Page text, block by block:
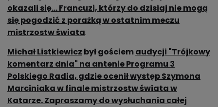
okazali się... Francuzi, którzy do dzisiaj nie mogą
się pogodzić z porażką w ostatnim meczu
mistrzostw świata.
Michał Listkiewicz był gościemaudycji "Trójkowy
komentarz dnia" na antenie Programu 3
Polskiego Radia, gdzie ocenił występ Szymona
Marciniaka w finale mistrzostw świata w
Katarze. Zapraszamy do wysłuchania całej